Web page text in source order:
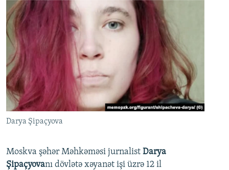
Darya Şipaçyova
Moskva şəhər Məhkəməsi jurnalist Darya
Şipaçyovanı dövlətə xəyanət işi üzrə 12 il